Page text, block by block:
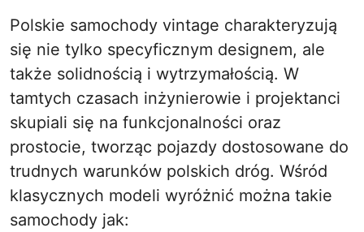
Polskie samochody vintage charakteryzują
się nie tylko specyficznym designem, ale
także solidnością i wytrzymałością. W
tamtych czasach inżynierowie i projektanci
skupiali się na funkcjonalności oraz
prostocie, tworząc pojazdy dostosowane do
trudnych warunków polskich dróg. Wśród
klasycznych modeli wyróżnić można takie
samochody jak: